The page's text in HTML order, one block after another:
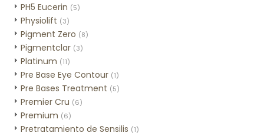
PH5 Eucerin (5)
Physiolift (3)
Pigment Zero (8)
Pigmentclar (3)
Platinum (11)
Pre Base Eye Contour (1)
Pre Bases Treatment (5)
Premier Cru (6)
Premium (6)
Pretratamiento de Sensilis (1)